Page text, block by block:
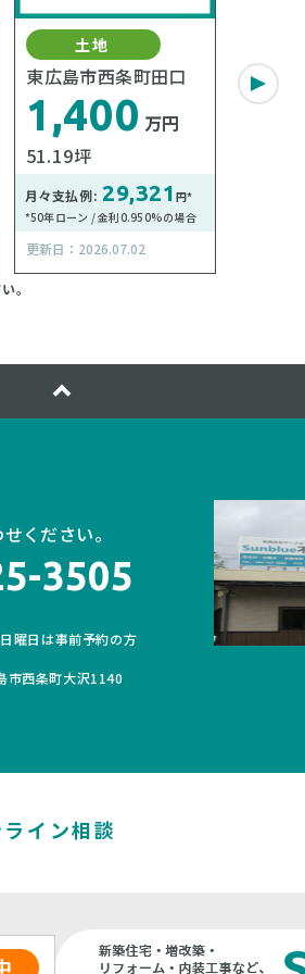
土地
東広島市西条町田口
1,400 万円
51.19坪
月々支払例: 29,321円*
*50年ローン / 金利0.950%の場合
更新日：2026.07.02
東広島
。
ください。
3505
曜日は事前予約の方
市西条町大沢1140
イン相談